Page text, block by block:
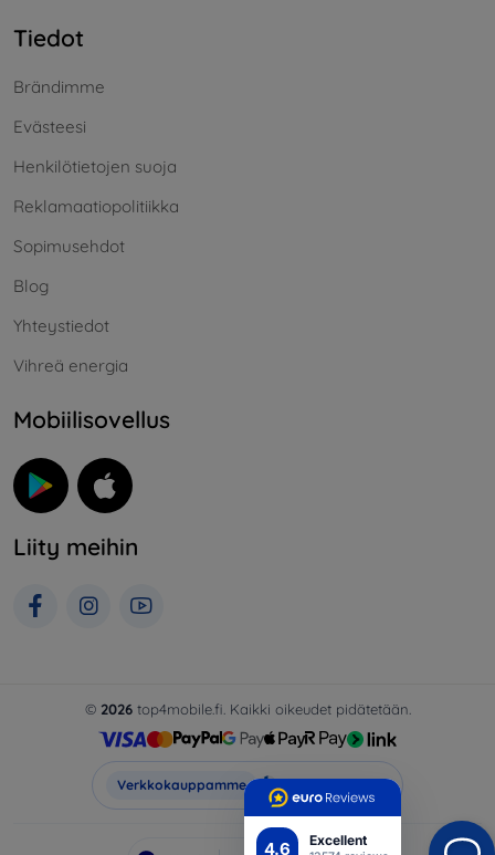
4.6 Excellent
Tiedot
Brändimme
Evästeesi
Henkilötietojen suoja
Reklamaatiopolitiikka
Sopimusehdot
Blog
Yhteystiedot
Vihreä energia
Mobiilisovellus
Liity meihin
© 2026top4mobile.fi. Kaikki oikeudet pidätetään.
Verkkokauppamme Top4Mobile.fi